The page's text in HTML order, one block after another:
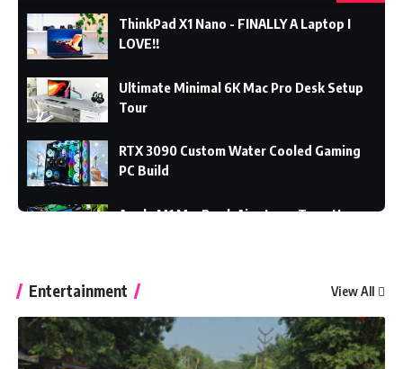
ThinkPad X1 Nano - FINALLY A Laptop I
LOVE!!
Ultimate Minimal 6K Mac Pro Desk Setup
Tour
RTX 3090 Custom Water Cooled Gaming
PC Build
Apple M1 MacBook Air - Long Term User
Macbook Air!
Entertainment View All